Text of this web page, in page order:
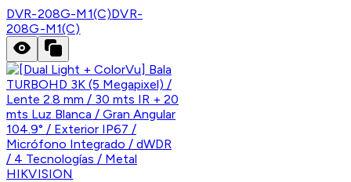
DVR-208G-M1(C)DVR-
208G-M1(C)
HIKVISION